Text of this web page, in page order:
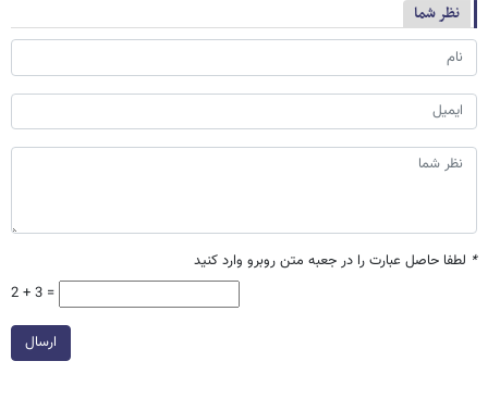
نظر شما
* لطفا حاصل عبارت را در جعبه متن روبرو وارد کنید
2 + 3 =
ارسال